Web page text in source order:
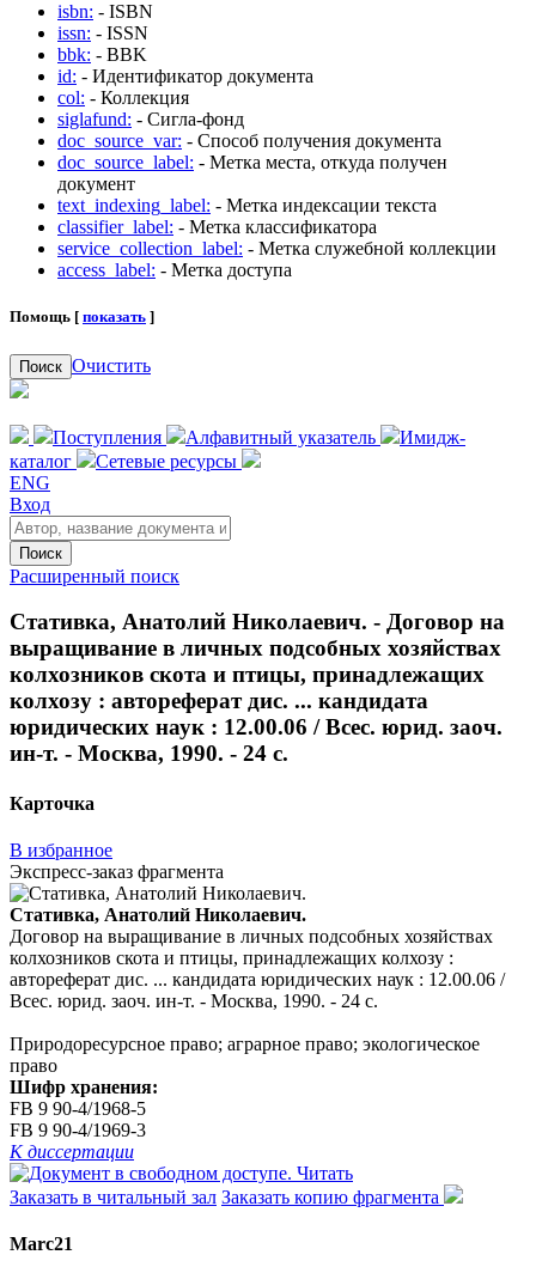
isbn: - ISBN
issn: - ISSN
bbk: - BBK
id: - Идентификатор документа
col: - Коллекция
siglafund: - Сигла-фонд
doc_source_var: - Способ получения документа
doc_source_label: - Метка места, откуда получен
документ
text_indexing_label: - Метка индексации текста
classifier_label: - Метка классификатора
service_collection_label: - Метка служебной коллекции
access_label: - Метка доступа
Помощь [ показать ]
Поиск Очистить
Поступления Алфавитный указатель
Имидж-
каталог
Сетевые ресурсы
ENG
Вход
Поиск
Расширенный поиск
Стативка, Анатолий Николаевич. - Договор на
выращивание в личных подсобных хозяйствах
колхозников скота и птицы, принадлежащих
колхозу : автореферат дис. ... кандидата
юридических наук : 12.00.06 / Всес. юрид. заоч.
ин-т. - Москва, 1990. - 24 с.
Карточка
В избранное
Экспресс-заказ фрагмента
Стативка, Анатолий Николаевич.
Договор на выращивание в личных подсобных хозяйствах
колхозников скота и птицы, принадлежащих колхозу :
автореферат дис. ... кандидата юридических наук : 12.00.06 /
Всес. юрид. заоч. ин-т. - Москва, 1990. - 24 с.
Природоресурсное право; аграрное право; экологическое
право
Шифр хранения:
FB 9 90-4/1968-5
FB 9 90-4/1969-3
К диссертации
Читать
Заказать в читальный зал Заказать копию фрагмента
Marc21